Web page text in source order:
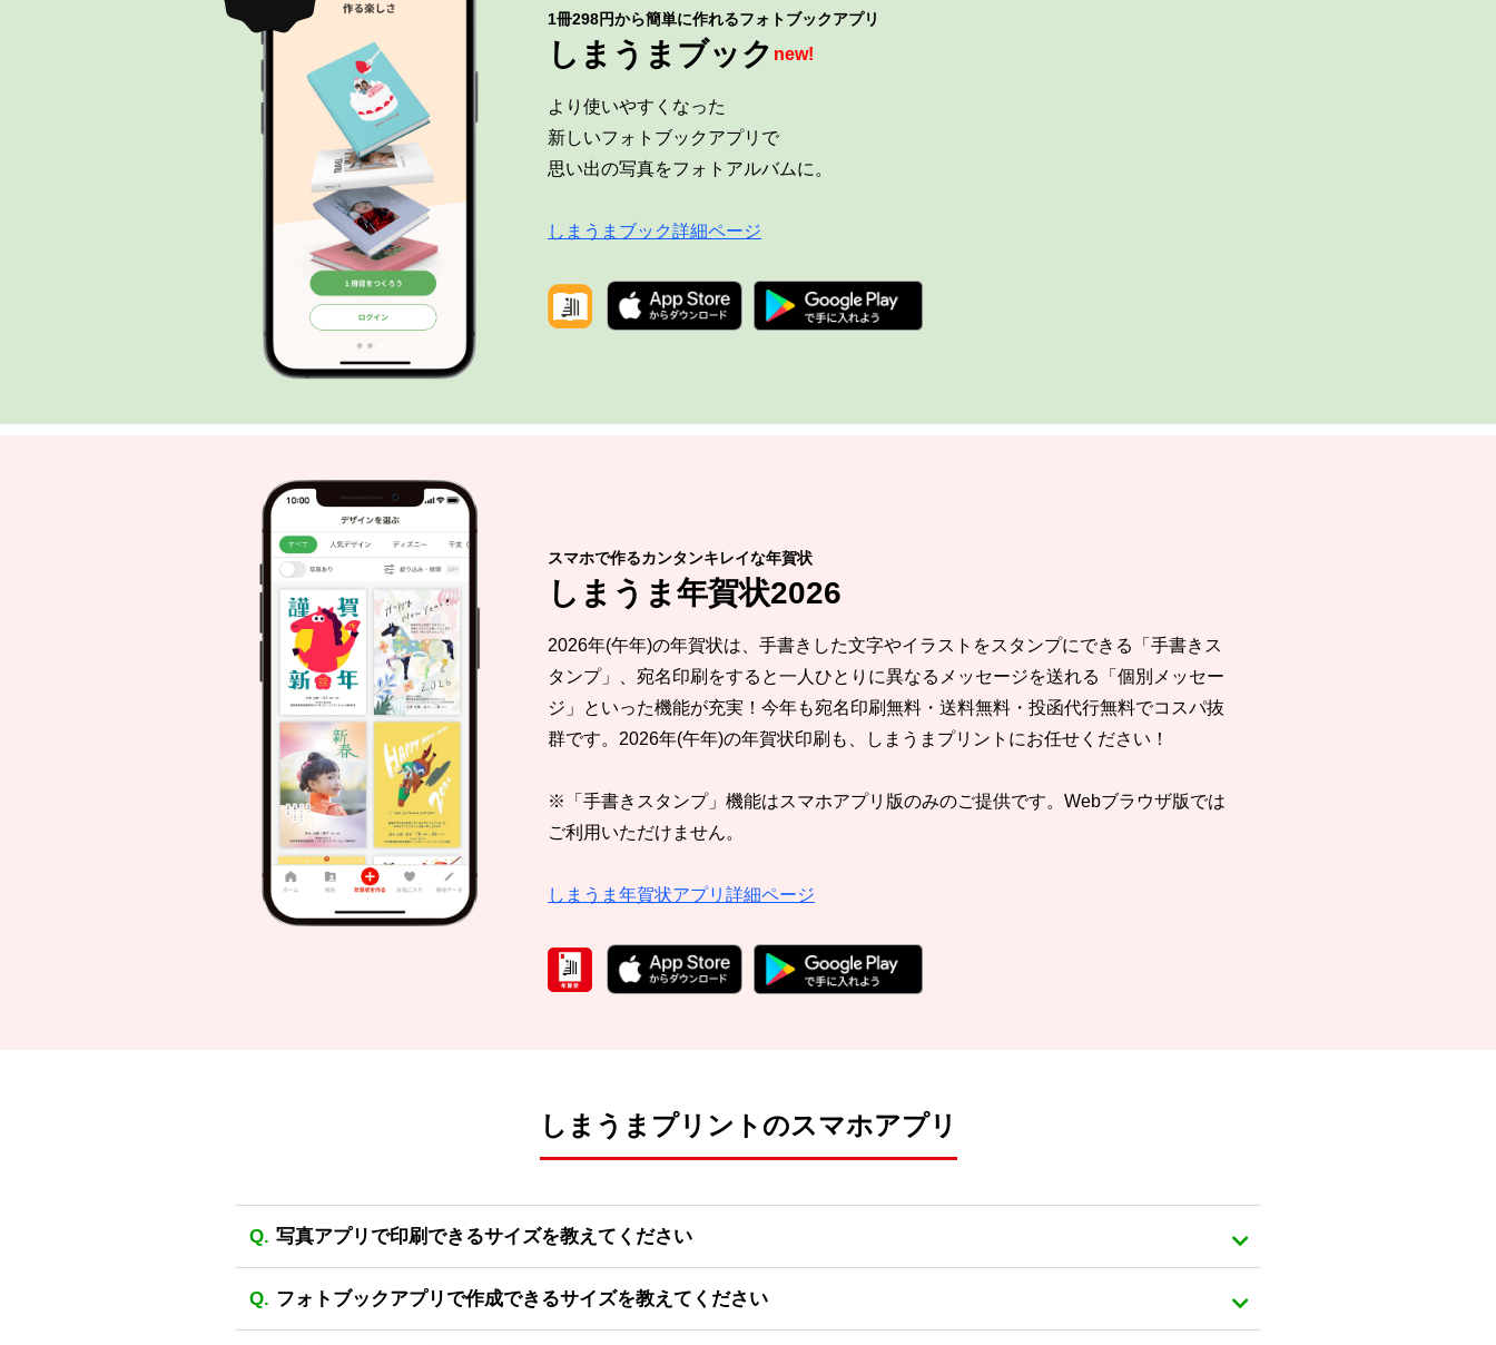
1冊298円から簡単に作れるフォトブックアプリ
しまうまブック new!
より使いやすくなった
新しいフォトブックアプリで
思い出の写真をフォトアルバムに。
しまうまブック詳細ページ
スマホで作るカンタンキレイな年賀状
しまうま年賀状2026
2026年(午年)の年賀状は、手書きした文字やイラストをスタンプにできる「手書きス
タンプ」、宛名印刷をすると一人ひとりに異なるメッセージを送れる「個別メッセー
ジ」といった機能が充実！今年も宛名印刷無料・送料無料・投函代行無料でコスパ抜
群です。2026年(午年)の年賀状印刷も、しまうまプリントにお任せください！
※「手書きスタンプ」機能はスマホアプリ版のみのご提供です。Webブラウザ版では
ご利用いただけません。
しまうま年賀状アプリ詳細ページ
しまうまプリントのスマホアプリ
写真アプリで印刷できるサイズを教えてください
フォトブックアプリで作成できるサイズを教えてください